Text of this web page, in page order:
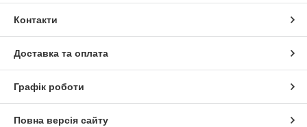
Контакти
Доставка та оплата
Графік роботи
Повна версія сайту